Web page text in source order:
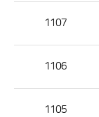
호,
1107
1106
1105